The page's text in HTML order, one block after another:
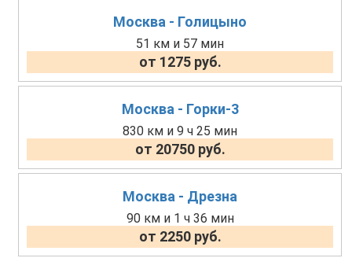
Москва - Голицыно
51 км и 57 мин
от 1275 руб.
Москва - Горки-3
830 км и 9 ч 25 мин
от 20750 руб.
Москва - Дрезна
90 км и 1 ч 36 мин
от 2250 руб.